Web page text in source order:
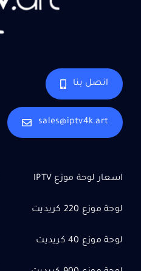
اتصل بنا
sales@iptv4k.art
اسعار لوحة موزع IPTV
لوحة موزع 220 كريديت
لوحة موزع 40 كريديت